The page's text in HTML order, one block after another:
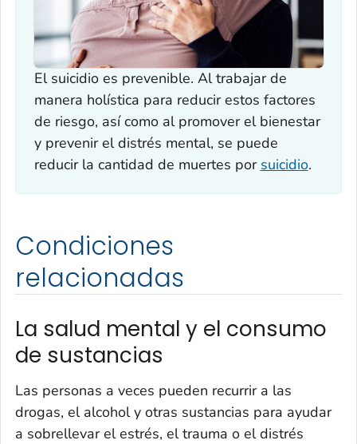
El suicidio es prevenible. Al trabajar de
manera holística para reducir estos factores
de riesgo, así como al promover el bienestar
y prevenir el distrés mental, se puede
reducir la cantidad de muertes por suicidio.
Condiciones
relacionadas
La salud mental y el consumo
de sustancias
Las personas a veces pueden recurrir a las
drogas, el alcohol y otras sustancias para ayudar
a sobrellevar el estrés, el trauma o el distrés